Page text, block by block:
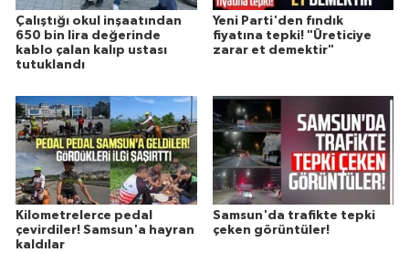
Çalıştığı okul inşaatından
650 bin lira değerinde
kablo çalan kalıp ustası
tutuklandı
Yeni Parti'den fındık
fiyatına tepki! "Üreticiye
zarar et demektir"
Kilometrelerce pedal
çevirdiler! Samsun'a hayran
kaldılar
Samsun'da trafikte tepki
çeken görüntüler!